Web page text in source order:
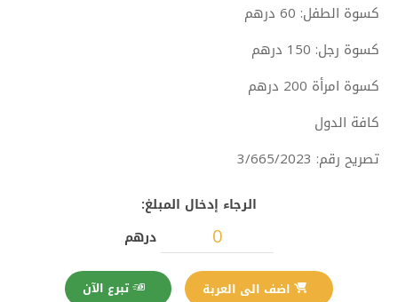
كسوة الطفل: 60 درهم
كسوة رجل: 150 درهم
كسوة امرأة 200 درهم
كافة الدول
تصريح رقم: 3/665/2023
الرجاء إدخال المبلغ:
درهم